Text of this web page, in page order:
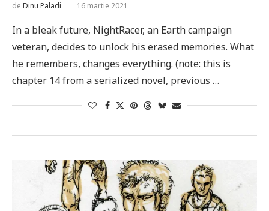
de Dinu Paladi 16 martie 2021
In a bleak future, NightRacer, an Earth campaign
veteran, decides to unlock his erased memories. What
he remembers, changes everything. (note: this is
chapter 14 from a serialized novel, previous …